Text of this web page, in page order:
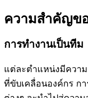
ความสำคัญข
การทำงานเป็นทีม
แต่ละตำแหน่งมีความ
ที่ขับเคลื่อนองค์กร ก